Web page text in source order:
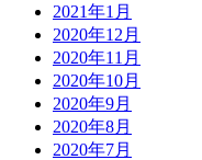
2021年1月
2020年12月
2020年11月
2020年10月
2020年9月
2020年8月
2020年7月